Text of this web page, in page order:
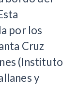
por los
Cruz
(Instituto
y